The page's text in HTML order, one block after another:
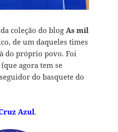
coleção do blog As mil
de um daqueles times
do próprio povo. Foi
agora tem se
do basquete do
Azul.